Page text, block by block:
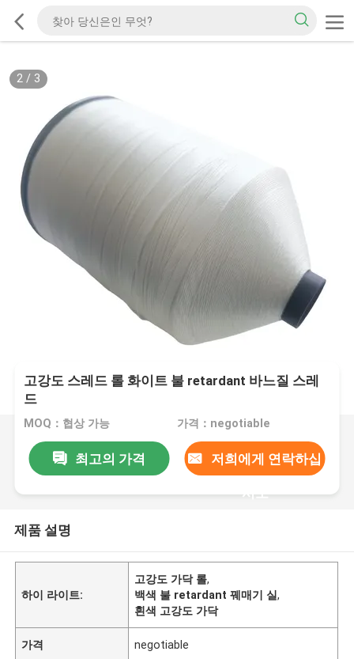
2/ 3
고강도 스레드 롤 화이트 불 retardant 바느질 스레
드
MOQ：협상 가능 가격：negotiable
최고의 가격 저희에게 연락하십
시오
제품 설명
하이 라이트:
고강도 가닥 롤,
백색 불 retardant 꿰매기 실,
흰색 고강도 가닥
가격 negotiable